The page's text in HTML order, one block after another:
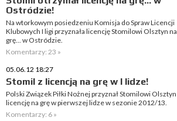
Ostródzie!
Na wtorkowym posiedzeniu Komisja do Spraw Licencji
Klubowych I ligi przyznała licencję Stomilowi Olsztyn na
grę... w Ostródzie.
Komentarzy: 23 »
05.06.12 18:27
Stomil z licencją na grę w I lidze!
Polski Związek Piłki Nożnej przyznał Stomilowi Olsztyn
licencję na grę w pierwszej lidze w sezonie 2012/13.
Komentarzy: 6 »